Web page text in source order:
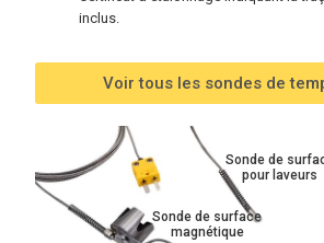
inclus.
Voir tous les sondes de
Sonde de
pour laveurs
Sonde de surface
magnétique